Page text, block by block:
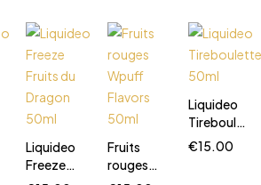
Liquideo
Freeze
Fruits
rouges
Liquideo
Tireboulette
50ml
€15.00